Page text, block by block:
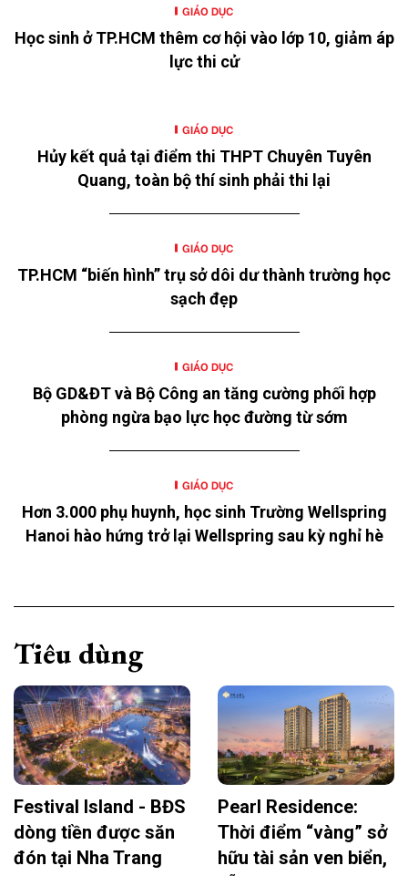
GIÁO DỤC
Học sinh ở TP.HCM thêm cơ hội vào lớp 10, giảm áp
lực thi cử
GIÁO DỤC
Hủy kết quả tại điểm thi THPT Chuyên Tuyên
Quang, toàn bộ thí sinh phải thi lại
GIÁO DỤC
TP.HCM “biến hình” trụ sở dôi dư thành trường học
sạch đẹp
GIÁO DỤC
Bộ GD&ĐT và Bộ Công an tăng cường phối hợp
phòng ngừa bạo lực học đường từ sớm
GIÁO DỤC
Hơn 3.000 phụ huynh, học sinh Trường Wellspring
Hanoi hào hứng trở lại Wellspring sau kỳ nghỉ hè
Tiêu dùng
Festival Island - BĐS
dòng tiền được săn
đón tại Nha Trang
Pearl Residence:
Thời điểm “vàng” sở
hữu tài sản ven biển,